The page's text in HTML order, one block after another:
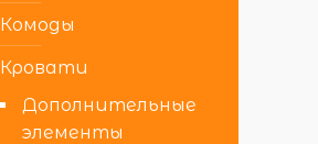
Комоды
Кровати
Дополнительные
элементы